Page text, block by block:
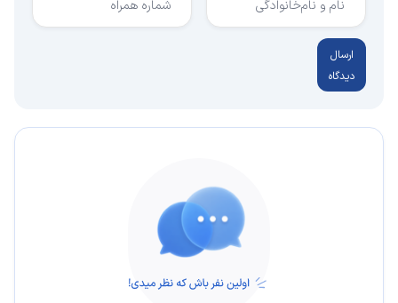
نام و نام‌خانوادگی شماره همراه
ارسال
دیدگاه